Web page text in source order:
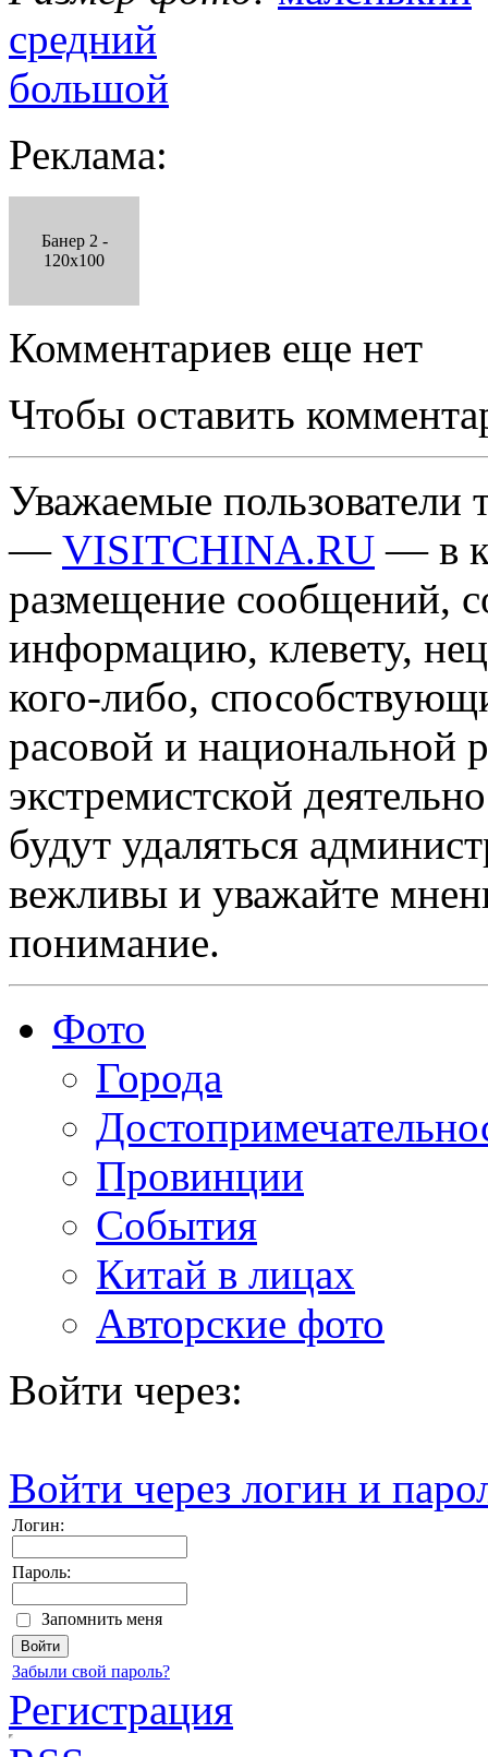
средний
большой
Реклама:
Банер 2 -
120x100
Комментариев еще нет
Чтобы оставить
Уважаемые пользователи
— VISITCHINA.RU — в
размещение сообщений,
информацию, клевету,
кого-либо,
расовой и национальной
экстремистской
будут удаляться
вежливы и уважайте
понимание.
Фото
Города
Провинции
События
Китай в лицах
Авторские фото
Войти через:
Войти через логин и
Логин:
Пароль:
Запомнить меня
Забыли свой пароль?
Регистрация